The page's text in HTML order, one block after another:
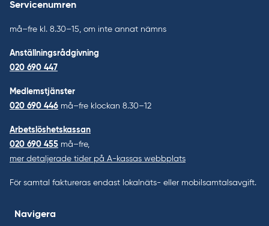
Servicenumren
må–fre kl. 8.30–15, om inte annat nämns
Anställningsrådgivning
020 690 447
Medlemstjänster
020 690 446 må–fre klockan 8.30–12
Arbetslöshetskassan
020 690 455 må–fre,
mer detaljerade tider på A-kassas webbplats
För samtal faktureras endast lokalnäts- eller mobilsamtalsavgift.
Navigera